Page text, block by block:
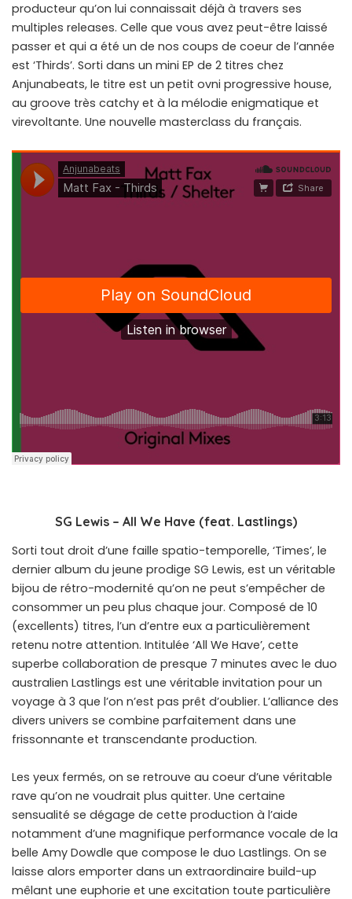
producteur qu’on lui connaissait déjà à travers ses
multiples releases. Celle que vous avez peut-être laissé
passer et qui a été un de nos coups de coeur de l’année
est ‘Thirds’. Sorti dans un mini EP de 2 titres chez
Anjunabeats, le titre est un petit ovni progressive house,
au groove très catchy et à la mélodie enigmatique et
virevoltante. Une nouvelle masterclass du français.
SG Lewis – All We Have (feat. Lastlings)
Sorti tout droit d’une faille spatio-temporelle, ‘Times’, le
dernier album du jeune prodige SG Lewis, est un véritable
bijou de rétro-modernité qu’on ne peut s’empêcher de
consommer un peu plus chaque jour. Composé de 10
(excellents) titres, l’un d’entre eux a particulièrement
retenu notre attention. Intitulée ‘All We Have’, cette
superbe collaboration de presque 7 minutes avec le duo
australien Lastlings est une véritable invitation pour un
voyage à 3 que l’on n’est pas prêt d’oublier. L’alliance des
divers univers se combine parfaitement dans une
frissonnante et transcendante production.
Les yeux fermés, on se retrouve au coeur d’une véritable
rave qu’on ne voudrait plus quitter. Une certaine
sensualité se dégage de cette production à l’aide
notamment d’une magnifique performance vocale de la
belle Amy Dowdle que compose le duo Lastlings. On se
laisse alors emporter dans un extraordinaire build-up
mêlant une euphorie et une excitation toute particulière